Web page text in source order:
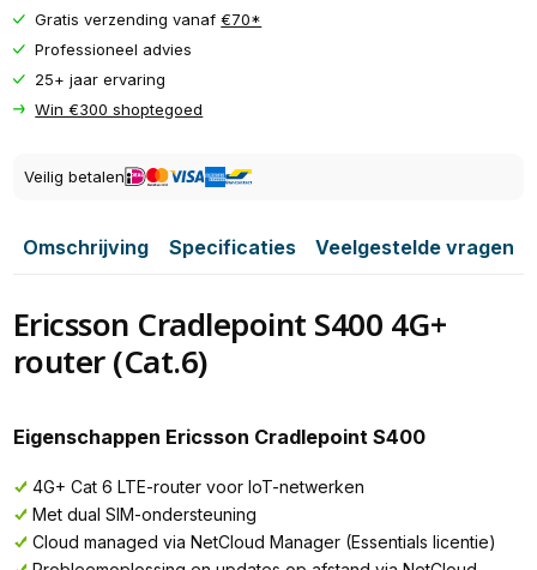
Gratis verzending vanaf€70*
Professioneel advies
25+ jaar ervaring
Win €300 shoptegoed
Veilig betalen
Omschrijving Specificaties Veelgestelde vragen
Ericsson Cradlepoint S400 4G+
router (Cat.6)
Eigenschappen Ericsson Cradlepoint S400
4G+ Cat 6 LTE-router voor IoT-netwerken
Met dual SIM-ondersteuning
Cloud managed via NetCloud Manager (Essentials licentie)